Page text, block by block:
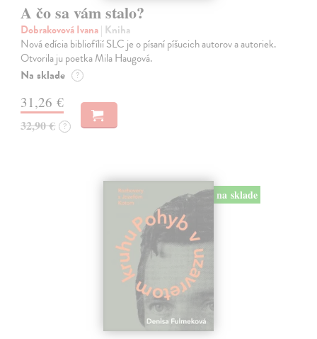
A čo sa vám stalo?
Dobrakovová Ivana| Kniha
Nová edícia bibliofílií SLC je o písaní píšucich autorov a autoriek.
Otvorila ju poetka Mila Haugová.
Na sklade ?
31,26 €
32,90 € ?
na sklade